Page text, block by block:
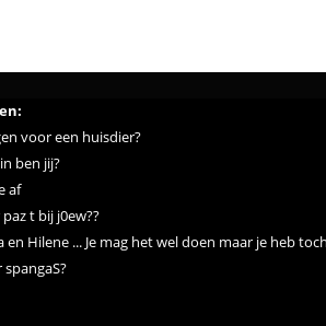
voor een huisdier?
ben jij?
af
t bij j0ew??
Hilene ... Je mag het wel doen maar je heb